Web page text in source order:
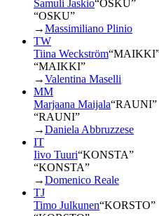
Samuli Jaskio“OSKU”
“OSKU”
→Massimiliano Plinio
TW
Tiina Weckström“MAIKKI
“MAIKKI”
→Valentina Maselli
MM
Marjaana Maijala“RAUNI”
“RAUNI”
→Daniela Abbruzzese
IT
Iivo Tuuri“KONSTA”
“KONSTA”
→Domenico Reale
TJ
Timo Julkunen“KORSTO”